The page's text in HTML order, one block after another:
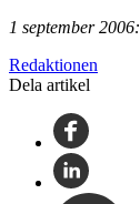
1 september 2006:
Redaktionen
Dela artikel